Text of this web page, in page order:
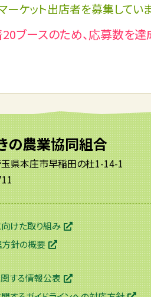
ーケット出店者を募集して
ースのため、応募数を達
の農業協同組合
県本庄市早稲田の杜1-14-1
けた取り組み
針の概要
する情報公表